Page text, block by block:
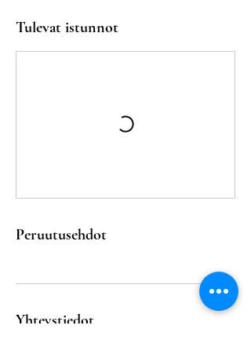
Tulevat istunnot
Peruutusehdot
Yhteystiedot